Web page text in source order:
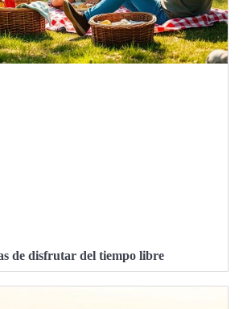
de disfrutar del tiempo libre